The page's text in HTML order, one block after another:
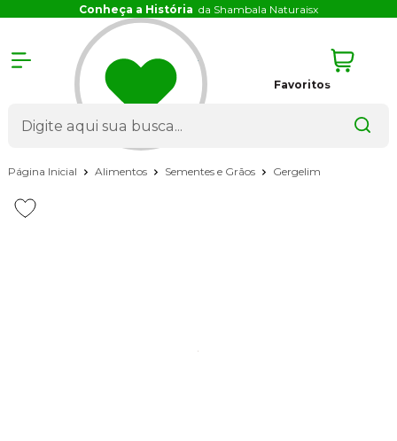
Conheça a História da Shambala Naturaisx
Favoritos
Página Inicial Alimentos Sementes e Grãos Gergelim